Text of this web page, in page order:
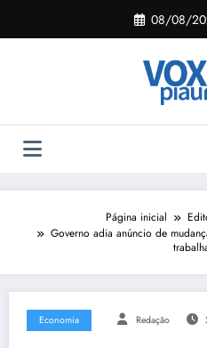
o
08/08/
Página inicial
Governo adia anúncio de
Economia Redação